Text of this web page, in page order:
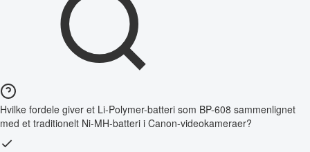
Hvilke fordele giver et Li-Polymer-batteri som BP-608 sammenlignet
med et traditionelt Ni-MH-batteri i Canon-videokameraer?